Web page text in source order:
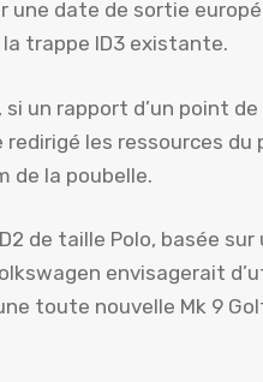
une date de sortie
trappe ID3 existante.
si un rapport d’un point
les ressources du
de la poubelle.
de taille Polo, basée
envisagerait
toute nouvelle Mk 9